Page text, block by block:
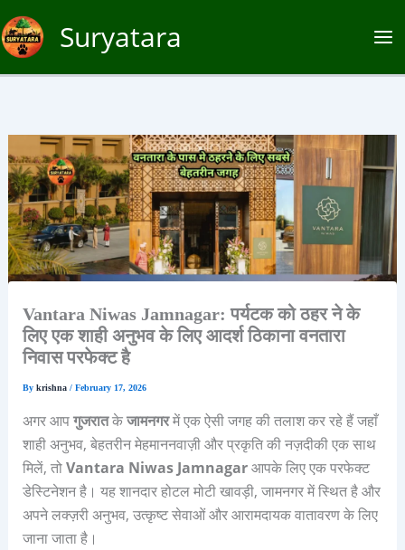
Skip
to
content
Suryatara
Vantara Niwas Jamnagar: पर्यटक को ठहर ने के
लिए एक शाही अनुभव के लिए आदर्श ठिकाना वनतारा
निवास परफेक्ट है
By krishna / February 17, 2026
अगर आपगुजरातकेजामनगरमें एक ऐसी जगह की तलाश कर रहे हैं जहाँ
शाही अनुभव, बेहतरीन मेहमाननवाज़ी और प्रकृति की नज़दीकी एक साथ
मिलें, तोVantara Niwas Jamnagarआपके लिए एक परफेक्ट
डेस्टिनेशन है। यह शानदार होटल मोटी खावड़ी, जामनगर में स्थित है और
अपने लक्ज़री अनुभव, उत्कृष्ट सेवाओं और आरामदायक वातावरण के लिए
जाना जाता है।